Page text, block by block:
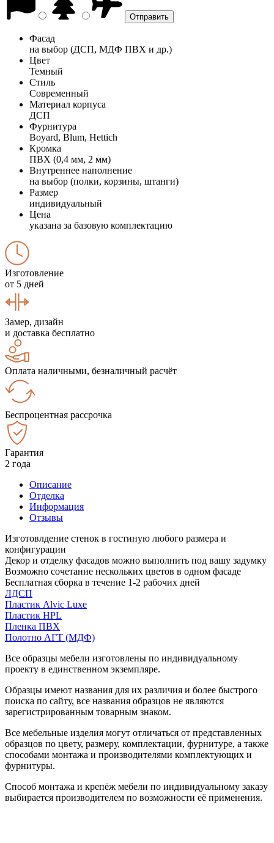
Фасад
на выбор (ДСП, МДФ ПВХ и др.)
Цвет
Темный
Стиль
Современный
Материал корпуса
ДСП
Фурнитура
Boyard, Blum, Hettich
Кромка
ПВХ (0,4 мм, 2 мм)
Внутреннее наполнение
на выбор (полки, корзины, штанги)
Размер
индивидуальный
Цена
указана за базовую комплектацию
Изготовление
от 5 дней
Замер, дизайн
и доставка бесплатно
Оплата наличными, безналичный расчёт
Беспроцентная рассрочка
Гарантия
2 года
Описание
Отделка
Информация
Отзывы
Изготовлдение стенок в гостиную любого размера и
конфигурации
Декор и отделку фасадов можно выполнить под вашу задумку
Возможно сочетание нескольких цветов в одном фасаде
Бесплатная сборка в течение 1-2 рабочих дней
ЛДСП
Пластик Alvic Luxe
Пластик HPL
Пленка ПВХ
Полотно АГТ (МДФ)
Все образцы мебели изготовлены по индивидуальному
проекту в единственном экземпляре.
Образцы имеют названия для их различия и более быстрого
поиска по сайту, все названия образцов не являются
зарегистрированным товарным знаком.
Все мебельные изделия могут отличаться от представленных
образцов по цвету, размеру, комплектации, фурнитуре, а также
способами монтажа и производителями комплектующих и
фурнитуры.
Способ монтажа и крепёж мебели по индивидуальному заказу
выбирается производителем по возможности её применения.